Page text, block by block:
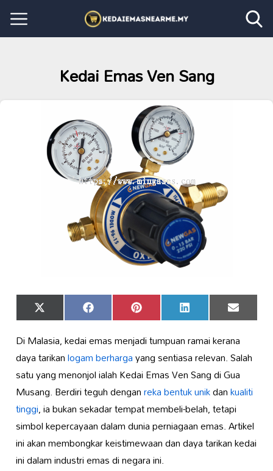
Kedai Emas Ven Sang
Share
on
X
(Twitter)
Share
on
Facebook Share
on
Pinterest Share
on
LinkedIn Share
on
Email
Di Malasia, kedai emas menjadi tumpuan ramai kerana
daya tarikanlogam berhargayang sentiasa relevan. Salah
satu yang menonjol ialah Kedai Emas Ven Sang di Gua
Musang. Berdiri teguh denganreka bentuk unikdankualiti
tinggi, ia bukan sekadar tempat membeli-belah, tetapi
simbol kepercayaan dalam dunia perniagaan emas. Artikel
ini akan membongkar keistimewaan dan daya tarikan kedai
ini dalam industri emas di negara ini.